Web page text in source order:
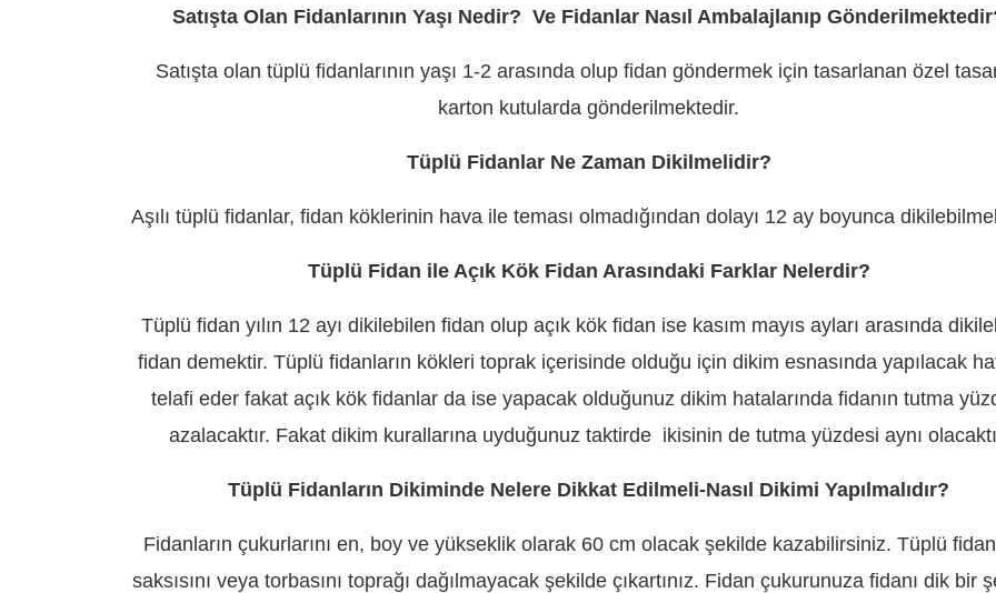
Satışta Olan Fidanlarının Yaşı Nedir? Ve Fidanlar Nasıl Ambalajlanıp
Satışta olan tüplü fidanlarının yaşı 1-2 arasında olup fidan göndermek için tasarlanan özel
karton kutularda gönderilmektedir.
Tüplü Fidanlar Ne Zaman Dikilmelidir?
Aşılı tüplü fidanlar, fidan köklerinin hava ile teması olmadığından dolayı 12 ay boyunca
Tüplü Fidan ile Açık Kök Fidan Arasındaki Farklar Nelerdir?
Tüplü fidan yılın 12 ayı dikilebilen fidan olup açık kök fidan ise kasım mayıs ayları arasında
fidan demektir. Tüplü fidanların kökleri toprak içerisinde olduğu için dikim esnasında yapılacak
telafi eder fakat açık kök fidanlar da ise yapacak olduğunuz dikim hatalarında fidanın tutma
azalacaktır. Fakat dikim kurallarına uyduğunuz taktirde ikisinin de tutma yüzdesi aynı
Tüplü Fidanların Dikiminde Nelere Dikkat Edilmeli-Nasıl Dikimi Yapılmalıdır?
Fidanların çukurlarını en, boy ve yükseklik olarak 60 cm olacak şekilde kazabilirsiniz. Tüplü
saksısını veya torbasını toprağı dağılmayacak şekilde çıkartınız. Fidan çukurunuza fidanı dik bir